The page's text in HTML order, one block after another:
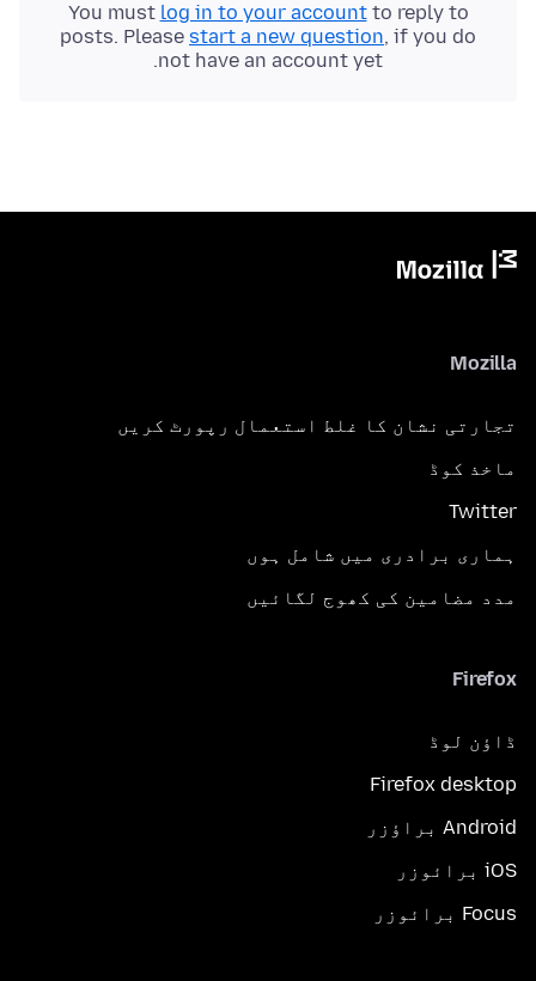
You must log in to your accountto reply to
posts. Please start a new question, if you do
not have an account yet.
Mozilla
تجارتی نشان کا غلط استعمال رپورٹ کریں
ماخذ کوڈ
Twitter
ہماری برادری میں شامل ہوں
مدد مضامین کی کھوج لگائیں
Firefox
ڈاؤن لوڈ
Firefox desktop
Android براؤزر
iOS برائوزر
Focus برائوزر